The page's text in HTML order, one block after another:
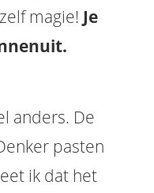
magie! Je
anders. De
pasten
ik dat het